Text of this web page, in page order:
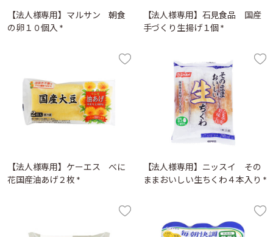
【法人様専用】マルサン 朝食
の卵１０個入 *
【法人様専用】石見食品 国産
手づくり生揚げ１個 *
【法人様専用】ケーエス べに
花国産油あげ２枚 *
【法人様専用】ニッスイ その
ままおいしい生ちくわ４本入り *